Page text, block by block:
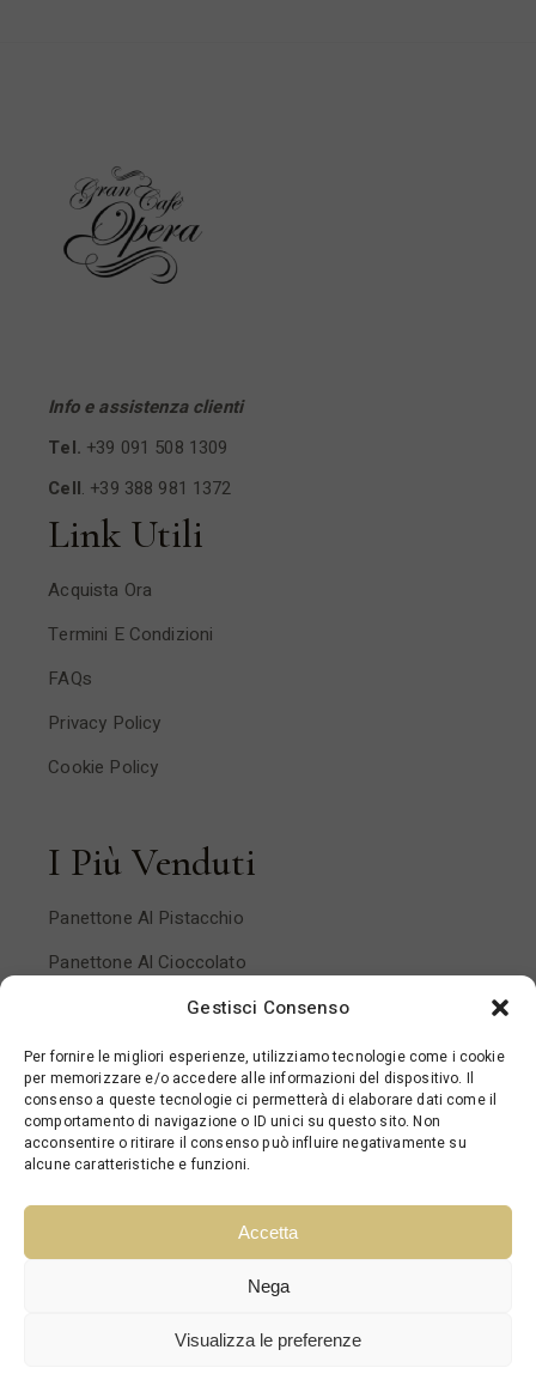
Gestisci Consenso
Per fornire le migliori esperienze, utilizziamo tecnologie come i cookie
per memorizzare e/o accedere alle informazioni del dispositivo. Il
consenso a queste tecnologie ci permetterà di elaborare dati come il
comportamento di navigazione o ID unici su questo sito. Non
acconsentire o ritirare il consenso può influire negativamente su
alcune caratteristiche e funzioni.
Accetta
Nega
Visualizza le preferenze
Info e assistenza clienti
Tel. +39 091 508 1309
Cell. +39 388 981 1372
Link Utili
Acquista Ora
Termini E Condizioni
FAQs
Privacy Policy
Cookie Policy
I Più Venduti
Panettone Al Pistacchio
Panettone Al Cioccolato
Panettone Pera E Cioccolato
Panettone Mandorlato
Panettone Ai Frutti Di Bosco
Webvox